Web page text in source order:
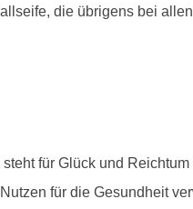
die übrigens bei
für Glück und
für die Gesundheit